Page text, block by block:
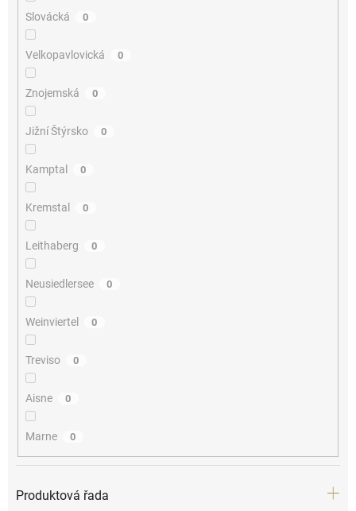
Slovácká 0
Velkopavlovická 0
Znojemská 0
Jižní Štýrsko 0
Kamptal 0
Kremstal 0
Leithaberg 0
Neusiedlersee 0
Weinviertel 0
Treviso 0
Aisne 0
Marne 0
Produktová řada